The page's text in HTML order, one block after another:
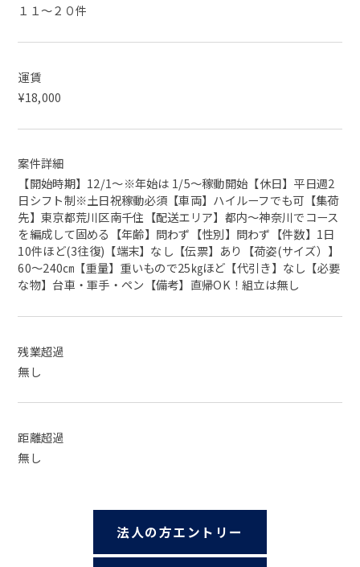
１１～２０件
運賃
¥18,000
案件詳細
【開始時期】12/1～※年始は 1/5～稼動開始【休日】平日週2
日シフト制※土日祝稼動必須【車両】ハイルーフでも可【集荷
先】東京都荒川区南千住【配送エリア】都内～神奈川でコース
を編成して固める【年齢】問わず【性別】問わず【件数】1日
10件ほど(3往復)【端末】なし【伝票】あり【荷姿(サイズ）】
60～240㎝【重量】重いもので25㎏ほど【代引き】なし【必要
な物】台車・軍手・ペン【備考】直帰OK！組立は無し
残業超過
無し
距離超過
無し
法人の方エントリー